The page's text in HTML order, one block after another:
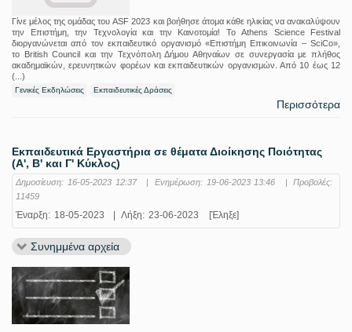
Γίνε μέλος της ομάδας του ASF 2023 και βοήθησε άτομα κάθε ηλικίας να ανακαλύψουν
την Επιστήμη, την Τεχνολογία και την Καινοτομία! Το Athens Science Festival
διοργανώνεται από τον εκπαιδευτικό οργανισμό «Επιστήμη Επικοινωνία – SciCo»,
το British Council και την Τεχνόπολη Δήμου Αθηναίων σε συνεργασία με πλήθος
ακαδημαϊκών, ερευνητικών φορέων και εκπαιδευτικών οργανισμών. Από 10 έως 12
(...)
Γενικές Εκδηλώσεις Εκπαιδευτικές Δράσεις
Περισσότερα
Εκπαιδευτικά Εργαστήρια σε θέματα Διοίκησης Ποιότητας
(Α', Β' και Γ' Κύκλος)
Δημοσίευση: 16-05-2023 12:37 | Ενημέρωση: 19-06-2023 13:46 |
Προβολές:
11459
Έναρξη: 18-05-2023 | Λήξη: 23-06-2023 [Έληξε]
Συνημμένα αρχεία